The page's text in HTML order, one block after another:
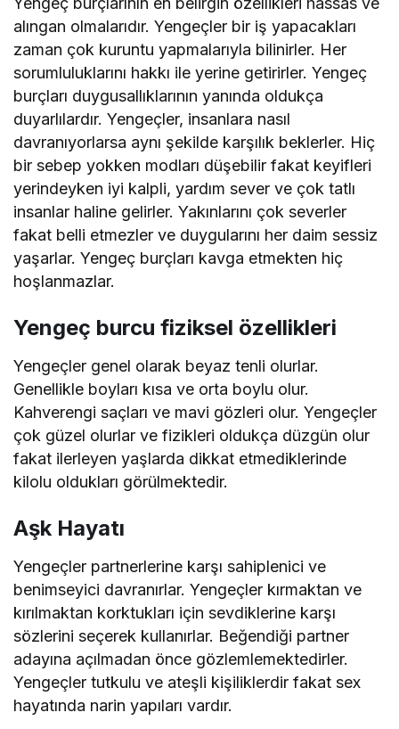
alıngan olmalarıdır. Yengeçler bir iş yapacakları
zaman çok kuruntu yapmalarıyla bilinirler. Her
sorumluluklarını hakkı ile yerine getirirler. Yengeç
burçları duygusallıklarının yanında oldukça
duyarlılardır. Yengeçler, insanlara nasıl
davranıyorlarsa aynı şekilde karşılık beklerler. Hiç
bir sebep yokken modları düşebilir fakat keyifleri
yerindeyken iyi kalpli, yardım sever ve çok tatlı
insanlar haline gelirler. Yakınlarını çok severler
fakat belli etmezler ve duygularını her daim sessiz
yaşarlar. Yengeç burçları kavga etmekten hiç
hoşlanmazlar.
Yengeç burcu fiziksel özellikleri
Yengeçler genel olarak beyaz tenli olurlar.
Genellikle boyları kısa ve orta boylu olur.
Kahverengi saçları ve mavi gözleri olur. Yengeçler
çok güzel olurlar ve fizikleri oldukça düzgün olur
fakat ilerleyen yaşlarda dikkat etmediklerinde
kilolu oldukları görülmektedir.
Aşk Hayatı
Yengeçler partnerlerine karşı sahiplenici ve
benimseyici davranırlar. Yengeçler kırmaktan ve
kırılmaktan korktukları için sevdiklerine karşı
sözlerini seçerek kullanırlar. Beğendiği partner
adayına açılmadan önce gözlemlemektedirler.
Yengeçler tutkulu ve ateşli kişiliklerdir fakat sex
hayatında narin yapıları vardır.